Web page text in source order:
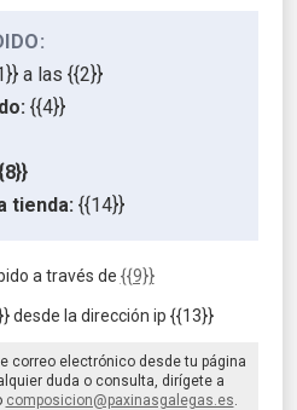
a las {{2}}
{{4}}
tienda: {{14}}
a través de {{9}}
desde la dirección ip {{13}}
correo electrónico desde tu página
duda o consulta, dirígete a
composicion@paxinasgalegas.es.